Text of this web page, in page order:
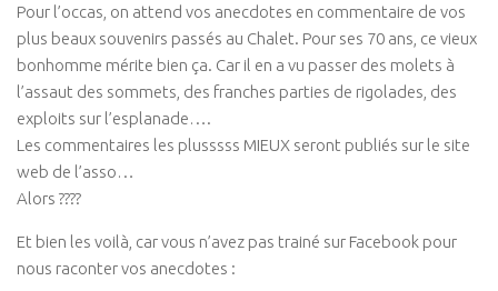
Pour l’occas, on attend vos anecdotes en commentaire de vos
plus beaux souvenirs passés au Chalet. Pour ses 70 ans, ce vieux
bonhomme mérite bien ça. Car il en a vu passer des molets à
l’assaut des sommets, des franches parties de rigolades, des
exploits sur l’esplanade….
Les commentaires les plusssss MIEUX seront publiés sur le site
web de l’asso…
Alors ????
Et bien les voilà, car vous n’avez pas trainé sur Facebook pour
nous raconter vos anecdotes :